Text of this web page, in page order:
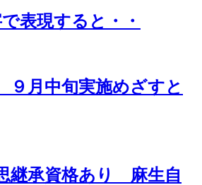
表現すると・・
月中旬実施めざすと
継承資格あり 麻生自